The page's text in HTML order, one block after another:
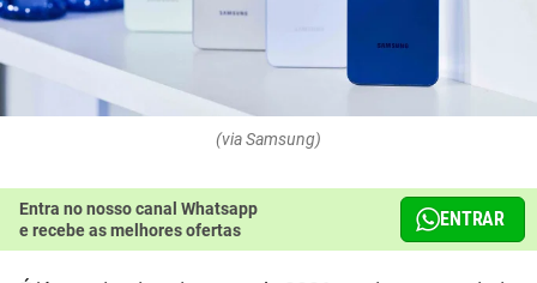
(via Samsung)
Entra no nosso canal Whatsapp
e recebe as melhores ofertas
ENTRAR